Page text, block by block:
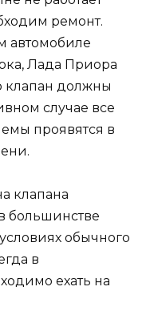
ремонт.
автомобиле
Лада Приора
клапан должны
случае все
проявятся в
клапана
большинстве
обычного
в
ехать на